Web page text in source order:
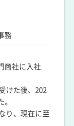
務
商社に入社
けた後、202
。
り、現在に至